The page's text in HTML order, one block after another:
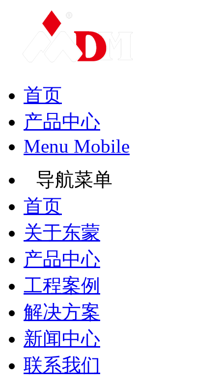
首页
产品中心
Menu Mobile
导航菜单
首页
关于东蒙
产品中心
工程案例
解决方案
新闻中心
联系我们